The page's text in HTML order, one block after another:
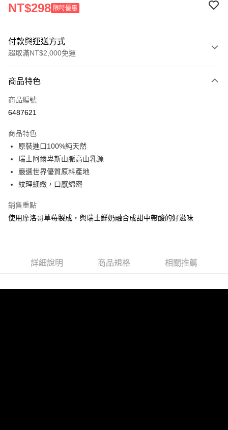
NT$298 限時優惠
付款與運送方式
超取滿NT$2,000免運
信用卡一次付款
Apple Pay
運送方式
冷凍7-11取貨(快速到店)
每筆NT$200，滿NT$2,000(含以上)免運費
每筆NT$200，滿NT$2,000(含以上)免運費
商品特色
商品編號
6487621
商品特色
原裝進口100%純天然
瑞士阿爾卑斯山脈高山乳源
嚴選世界優質原料產地
紋理細緻，口感綿密
銷售重點
使用摩洛哥草莓製成，與瑞士鮮奶融合成甜中帶酸的好滋味
詳細說明 商品規格 相關推薦